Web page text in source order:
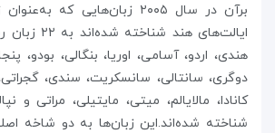
برآن در سال ۲۰۰۵ زبان‌هایی که
ایالت‌های هند
هندی، اردو، آسامی، اوریا، بنگالی، بودو،
دوگری، سانتالی، سانسکریت، سندی،
کانادا، مالایالم، میتی، مایتیلی، مراتی و